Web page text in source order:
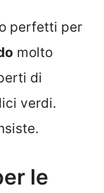
perfetti per
molto
di
verdi.
le